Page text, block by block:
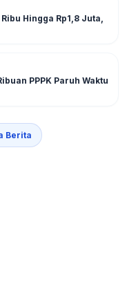
Hingga Rp1,8 Juta,
PPPK Paruh Waktu
Berita